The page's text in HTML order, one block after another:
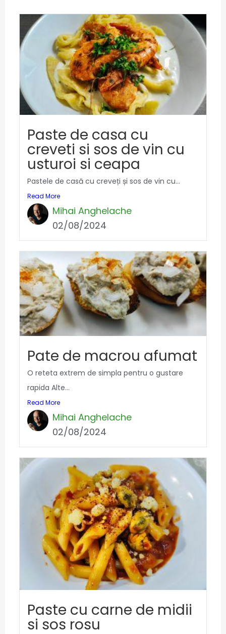
Paste de casa cu
creveti si sos de vin cu
usturoi si ceapa
Pastele de casă cu creveți și sos de vin cu...
Read More
Mihai Anghelache
02/08/2024
Pate de macrou afumat
O reteta extrem de simpla pentru o gustare
rapida Alte...
Read More
Mihai Anghelache
02/08/2024
Paste cu carne de midii
si sos rosu